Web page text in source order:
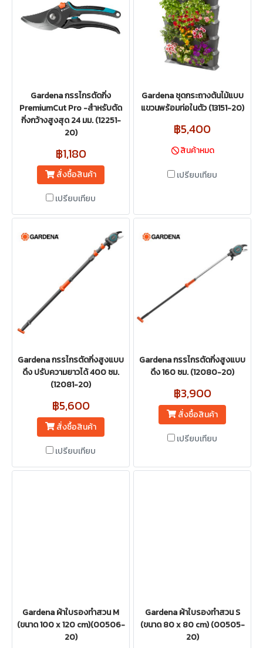
Gardena กรรไกรตัดกิ่ง
PremiumCut Pro -สำหรับตัด
กิ่งกว้างสูงสุด 24 มม. (12251-
20)
฿1,180
สั่งซื้อสินค้า
เปรียบเทียบ
Gardena ชุดกระถางต้นไม้แบบ
แขวนพร้อมท่อในตัว (13151-20)
฿5,400
สินค้าหมด
เปรียบเทียบ
Gardena กรรไกรตัดกิ่งสูงแบบ
ดึง ปรับความยาวได้ 400 ซม.
(12081-20)
฿5,600
สั่งซื้อสินค้า
เปรียบเทียบ
Gardena กรรไกรตัดกิ่งสูงแบบ
ดึง 160 ซม. (12080-20)
฿3,900
สั่งซื้อสินค้า
เปรียบเทียบ
Gardena ผ้าใบรองทำสวน M
(ขนาด 100 x 120 cm)(00506-
20)
Gardena ผ้าใบรองทำสวน S
(ขนาด 80 x 80 cm) (00505-
20)